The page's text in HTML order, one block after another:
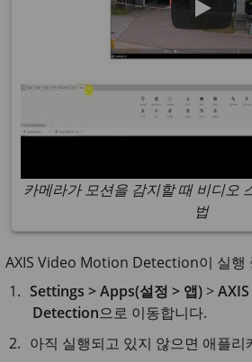
카메라가 모션을 감지할 때 비디오
법
AXIS Video Motion Detection이 실행
Settings > Apps(설정 > 앱)>
Detection으로 이동합니다.
아직 실행되고 있지 않으면 애플